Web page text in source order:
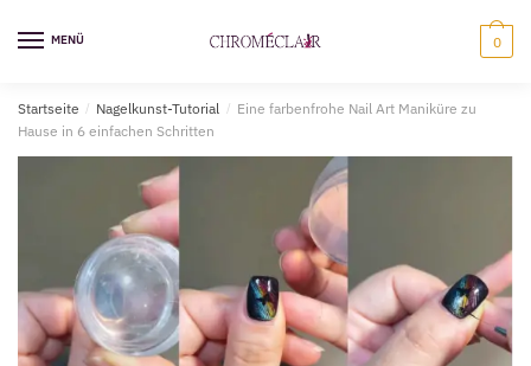
Navigation
Inhalt MENÜ 0
Startseite / Nagelkunst-Tutorial / Eine farbenfrohe Nail Art Maniküre zu
Hause in 6 einfachen Schritten